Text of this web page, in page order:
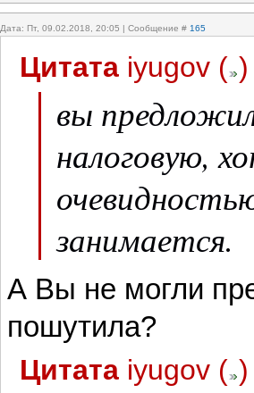
Дата: Пт, 09.02.2018, 20:05 | Сообщение # 165
Цитата iyugov ( )
вы
налоговую,
занимается.
А Вы не могли
пошутила?
Цитата iyugov ( )